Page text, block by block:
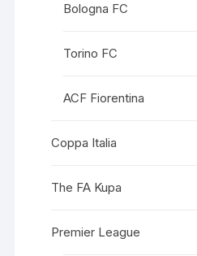
Bologna FC
Torino FC
ACF Fiorentina
Coppa Italia
The FA Kupa
Premier League